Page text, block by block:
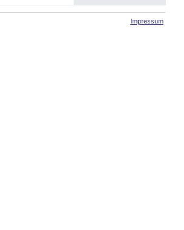
Impressum